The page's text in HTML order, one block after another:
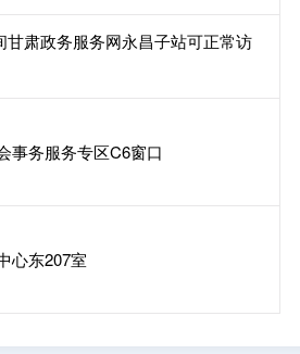
甘肃政务服务网永昌子站可正常访
事务服务专区C6窗口
心东207室